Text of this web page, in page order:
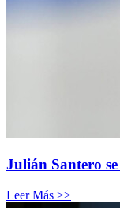
Julián Santero
Leer Más >>